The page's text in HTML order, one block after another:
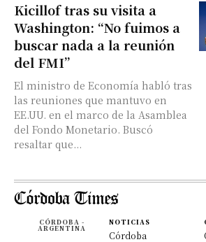
Kicillof tras su visita a
Washington: “No fuimos a
buscar nada a la reunión
del FMI”
El ministro de Economía habló tras
las reuniones que mantuvo en
EE.UU. en el marco de la Asamblea
del Fondo Monetario. Buscó
resaltar que...
CÓRDOBA -
ARGENTINA
NOTICIAS
Córdoba